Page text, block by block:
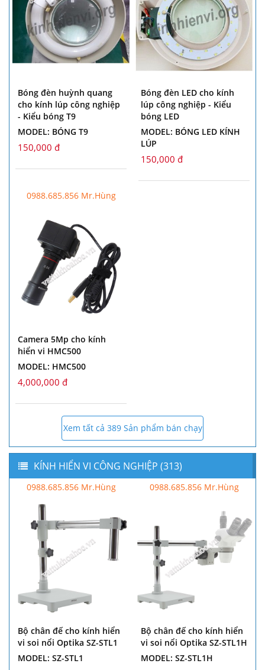
Bóng đèn huỳnh quang
cho kính lúp công nghiệp
- Kiểu bóng T9
MODEL: BÓNG T9
150,000 đ
Bóng đèn LED cho kính
lúp công nghiệp - Kiểu
bóng LED
MODEL: BÓNG LED KÍNH
LÚP
150,000 đ
0988.685.856 Mr.Hùng
Camera 5Mp cho kính
hiển vi HMC500
MODEL: HMC500
4,000,000 đ
Xem tất cả 389 Sản phẩm bán chạy
KÍNH HIỂN VI CÔNG NGHIỆP (313)
0988.685.856 Mr.Hùng
Bộ chân đế cho kính hiển
vi soi nổi Optika SZ-STL1
MODEL: SZ-STL1
0988.685.856 Mr.Hùng
Bộ chân đế cho kính hiển
vi soi nổi Optika SZ-STL1H
MODEL: SZ-STL1H